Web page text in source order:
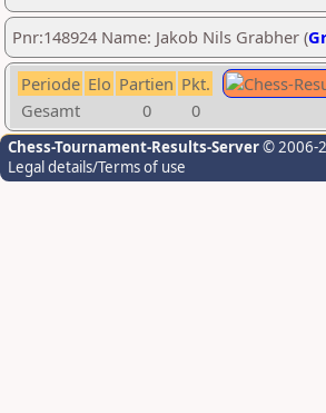
Pnr:148924 Name: Jakob Nils Grabher (
Periode Elo Partien Pkt.
Gesamt
0 0
Chess-Tournament-Results-Server© 2006-
Legal details/Terms of use